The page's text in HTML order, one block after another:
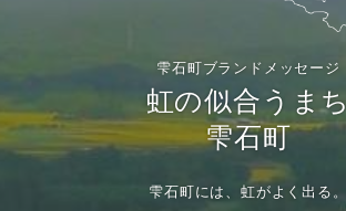
雫石町ブランドメッセージ
虹の似合うまち
雫石町
雫石町には、虹がよく出る。